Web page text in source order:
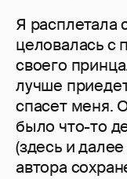
Я расплетала
целовалась с
своего
лучше
спасет меня.
было что-то
(здесь и
автора